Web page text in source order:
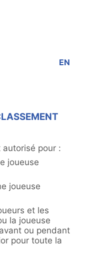
EN
pour :
joueuse
joueuse
et les
la joueuse
ou pendant
pour toute la